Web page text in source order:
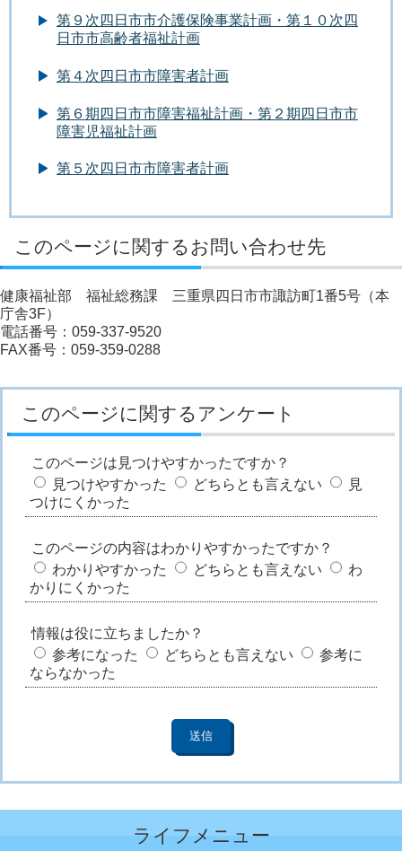
第９次四日市市介護保険事業計画・第１０次四
日市市高齢者福祉計画
第４次四日市市障害者計画
第６期四日市市障害福祉計画・第２期四日市市
障害児福祉計画
第５次四日市市障害者計画
このページに関するお問い合わせ先
健康福祉部 福祉総務課 三重県四日市市諏訪町1番5号（本
庁舎3F）
電話番号：059-337-9520
FAX番号：059-359-0288
このページに関するアンケート
このページは見つけやすかったですか？
見つけやすかった
どちらとも言えない
見
つけにくかった
このページの内容はわかりやすかったですか？
わかりやすかった
どちらとも言えない
わ
かりにくかった
情報は役に立ちましたか？
参考になった
どちらとも言えない
参考に
ならなかった
ライフメニュー